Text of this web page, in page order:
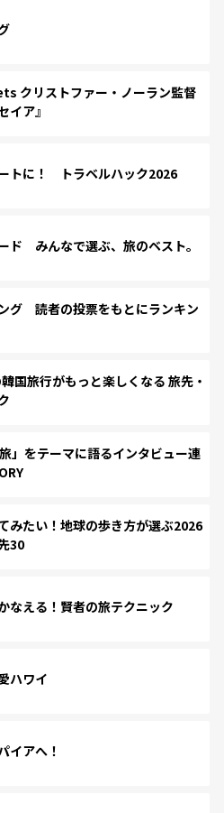
クリストファー・ノーラン監督
イア』
トに！ トラベルハック2026
ド みんなで選ぶ、旅のベスト。
グ 読者の投票をもとにランキン
旅行がもっと楽しくなる 旅先・
」をテーマに語るインタビュー連
みたい！地球の歩き方が選ぶ2026
30
なえる！賢者の旅テクニック
ハワイ
イアへ！